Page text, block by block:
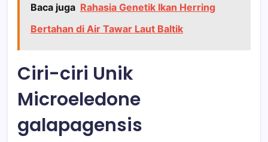
Baca juga Rahasia Genetik Ikan Herring
Bertahan di Air Tawar Laut Baltik
Ciri-ciri Unik
Microeledone
galapagensis